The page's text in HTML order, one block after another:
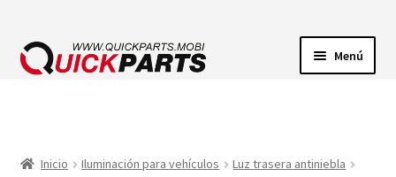
Menú
Inicio Iluminación para vehículos
Luz trasera antiniebla